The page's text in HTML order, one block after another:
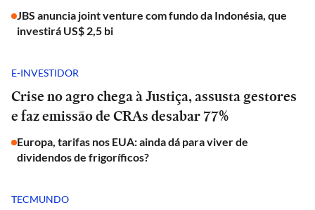
JBS anuncia joint venture com fundo da Indonésia, que
investirá US$ 2,5 bi
E-INVESTIDOR
Crise no agro chega à Justiça, assusta gestores
e faz emissão de CRAs desabar 77%
Europa, tarifas nos EUA: ainda dá para viver de
dividendos de frigoríficos?
TECMUNDO